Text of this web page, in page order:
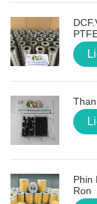
Phin
Ron